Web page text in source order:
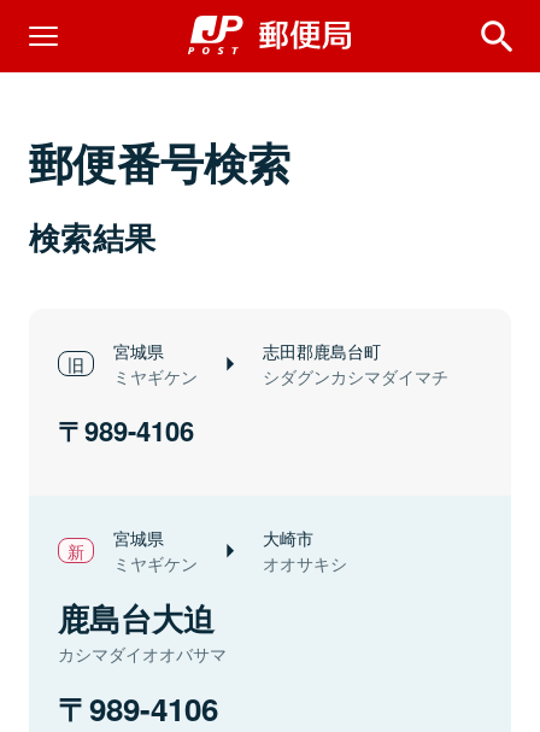
郵便番号検索
検索結果
宮城県
ミヤギケン
志田郡鹿島台町
シダグンカシマダイマチ
989-4106
宮城県
ミヤギケン
大崎市
オオサキシ
鹿島台大迫
カシマダイオオバサマ
989-4106